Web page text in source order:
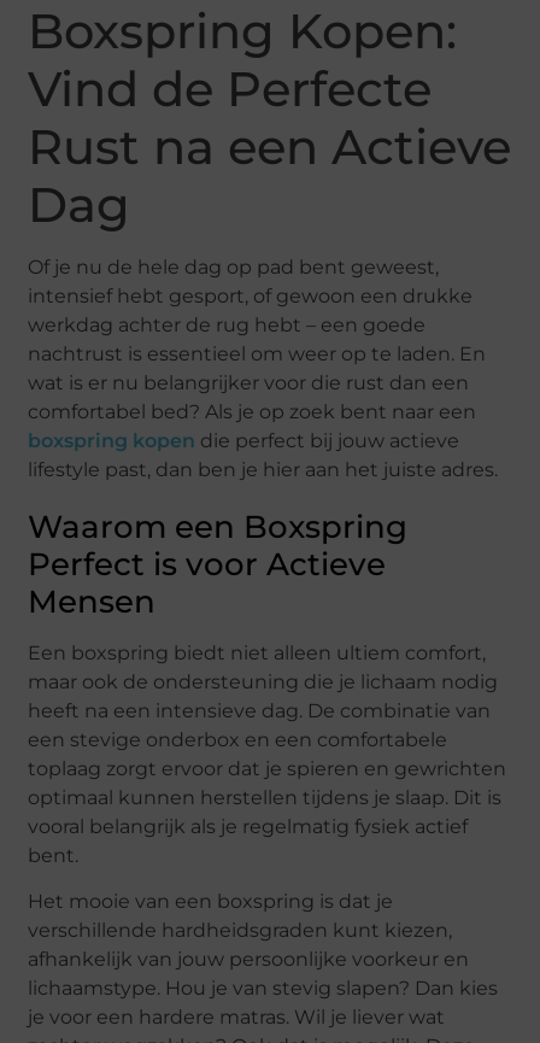
Boxspring Kopen:
Vind de Perfecte
Rust na een Actieve
Dag
Of je nu de hele dag op pad bent geweest,
intensief hebt gesport, of gewoon een drukke
werkdag achter de rug hebt – een goede
nachtrust is essentieel om weer op te laden. En
wat is er nu belangrijker voor die rust dan een
comfortabel bed? Als je op zoek bent naar een
boxspring kopen die perfect bij jouw actieve
lifestyle past, dan ben je hier aan het juiste adres.
Waarom een Boxspring
Perfect is voor Actieve
Mensen
Een boxspring biedt niet alleen ultiem comfort,
maar ook de ondersteuning die je lichaam nodig
heeft na een intensieve dag. De combinatie van
een stevige onderbox en een comfortabele
toplaag zorgt ervoor dat je spieren en gewrichten
optimaal kunnen herstellen tijdens je slaap. Dit is
vooral belangrijk als je regelmatig fysiek actief
bent.
Het mooie van een boxspring is dat je
verschillende hardheidsgraden kunt kiezen,
afhankelijk van jouw persoonlijke voorkeur en
lichaamstype. Hou je van stevig slapen? Dan kies
je voor een hardere matras. Wil je liever wat